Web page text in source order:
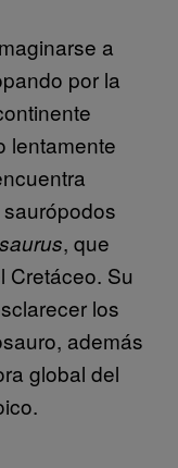
a
por la
lentamente
, que
Cretáceo. Su
los
además
global del